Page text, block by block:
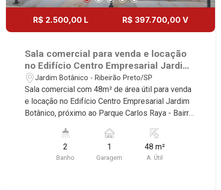
R$ 2.500,00 L R$ 397.700,00 V
Sala comercial para venda e locação
no Edifício Centro Empresarial Jardim
Botânico, próximo ao Parque Carlos
Raya - Ribeirão Preto/SP.
Jardim Botânico - Ribeirão Preto/SP
Sala comercial com 48m² de área útil para venda
e locação no Edifício Centro Empresarial Jardim
Botânico, próximo ao Parque Carlos Raya - Bairro
características deste imóvel que a Martinelli
Imobiliária selecionou para você: - 48m² de área
útil - 2 WCs masculino e feminino - Copa - 1 vaga
2
Banho
1
Garagem
48 m²
A. Útil